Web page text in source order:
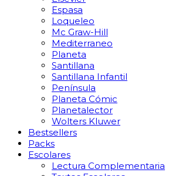
Espasa
Loqueleo
Mc Graw-Hill
Mediterraneo
Planeta
Santillana
Santillana Infantil
Península
Planeta Cómic
Planetalector
Wolters Kluwer
Bestsellers
Packs
Escolares
Lectura Complementaria